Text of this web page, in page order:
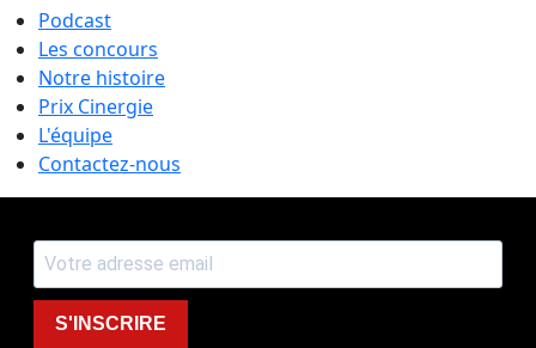
Podcast
Les concours
Notre histoire
Prix Cinergie
L'équipe
Contactez-nous
S'INSCRIRE